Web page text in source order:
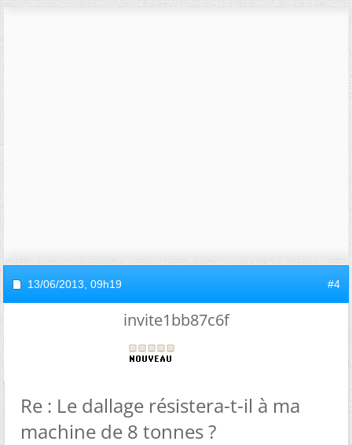
13/06/2013, 09h19 #4
invite1bb87c6f
Re : Le dallage résistera-t-il à ma
machine de 8 tonnes ?